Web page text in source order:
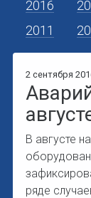
2016
2011
2 сентября
В августе
ряде